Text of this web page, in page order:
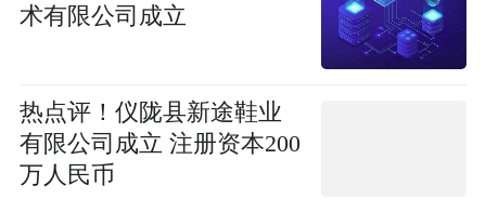
术有限公司成立
热点评！仪陇县新途鞋业
有限公司成立 注册资本200
万人民币